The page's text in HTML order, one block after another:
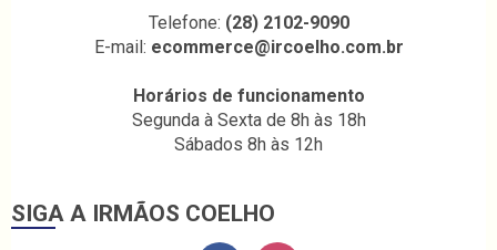
Telefone: (28) 2102-9090
E-mail: ecommerce@ircoelho.com.br
Horários de funcionamento
Segunda à Sexta de 8h às 18h
Sábados 8h às 12h
SIGA A IRMÃOS COELHO